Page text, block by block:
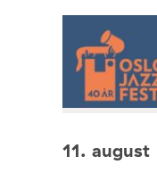
11. august